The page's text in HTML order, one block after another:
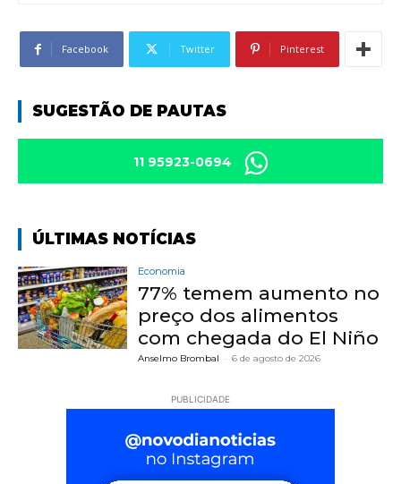
Facebook Twitter Pinterest
SUGESTÃO DE PAUTAS
11 95923-0694
ÚLTIMAS NOTÍCIAS
Economia
77% temem aumento no
preço dos alimentos
com chegada do El Niño
Anselmo Brombal - 6 de agosto de 2026
PUBLICIDADE